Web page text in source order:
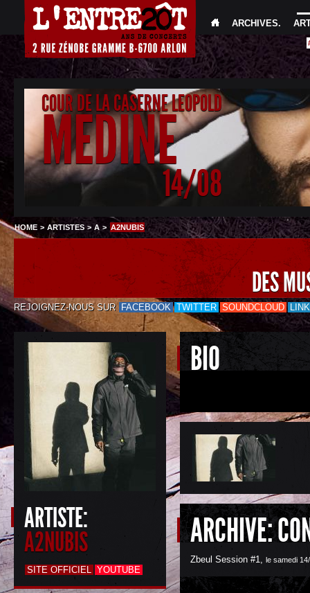
ARCHIVES.
COUR DE LA CASERNE LEOPOLD
MEDINE
14/08
HOME > ARTISTES > A > A2NUBIS
DES
REJOIGNEZ-NOUS SUR FACEBOOK TWITTER SOUNDCLOUD
ARTISTE:
A2NUBIS
SITE OFFICIEL YOUTUBE
BIO
ARCHIVE:
Zbeul Session #1, le samedi